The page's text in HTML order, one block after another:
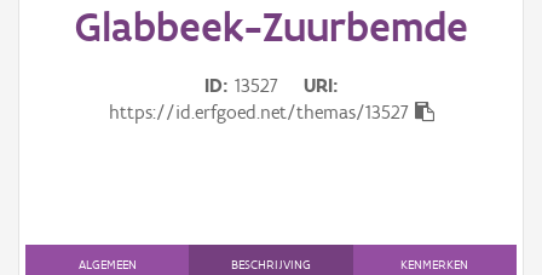
Aanduidingsobject
Glabbeek-Zuurbemde
ID 13527
URI
https://id.erfgoed.net/themas/13527
ALGEMEEN BESCHRIJVING KENMERKEN